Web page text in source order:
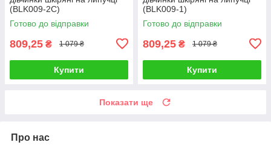
(BLK009-2C)
Готово до відправки
809,25 ₴ 1 079 ₴
Купити
(BLK009-1)
Готово до відправки
809,25 ₴ 1 079 ₴
Купити
Показати ще
Про нас